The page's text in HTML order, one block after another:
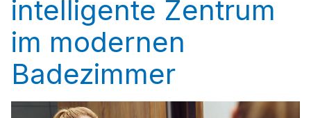
intelligente Zentrum
im modernen
Badezimmer